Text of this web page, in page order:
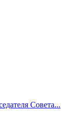
Совета...